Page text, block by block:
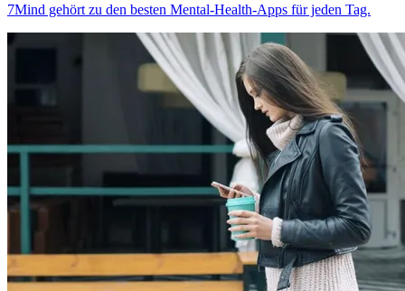
7Mind gehört zu den besten Mental-Health-Apps für jeden Tag.